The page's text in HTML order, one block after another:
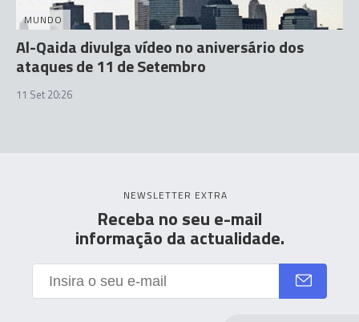
MUNDO
Al-Qaida divulga vídeo no aniversário dos
ataques de 11 de Setembro
11 Set 20:26
NEWSLETTER EXTRA
Receba no seu e-mail
informação da actualidade.